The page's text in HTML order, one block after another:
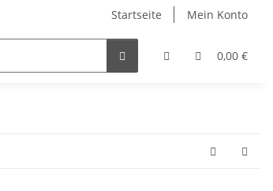
Startseite Mein Konto
0,00 €
Verleihrodel